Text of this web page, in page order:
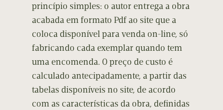
princípio simples: o autor entrega a obra
acabada em formato Pdf ao site que a
coloca disponível para venda on-line, só
fabricando cada exemplar quando tem
uma encomenda. O preço de custo é
calculado antecipadamente, a partir das
tabelas disponíveis no site, de acordo
com as características da obra, definidas